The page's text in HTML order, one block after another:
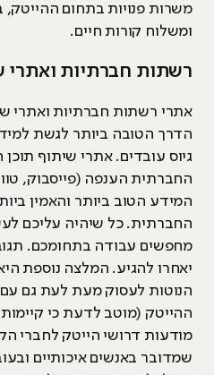
משרות פנויות בתחום ההייטק,
ומשלוח קורות חיים.
רשתות חברתיות ואתרי
אתרי רשתות חברתיות ואתרי
הדרך הטובה ביותר לגשת
גיוס עובדים. אתרי שיתוף
החברתית הענפה (פייסבוק,
המידע הטוב ביותר והאמין
החברתית. כל שיהיה עליכם
מחפשים עבודה בתחומכם.
יאחרו להגיע. המלצה נוספת
הנוטות לעסוק מעת לעת גם עם
ההייטק (מוטב לדעת כי
מודעות דרושי הייטק לחברי
שמדובר באנשים איכותיים